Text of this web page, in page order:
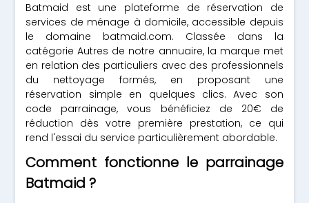
Batmaid est une plateforme de réservation de
services de ménage à domicile, accessible depuis
le domaine batmaid.com. Classée dans la
catégorie Autres de notre annuaire, la marque met
en relation des particuliers avec des professionnels
du nettoyage formés, en proposant une
réservation simple en quelques clics. Avec son
code parrainage, vous bénéficiez de 20€ de
réduction dès votre première prestation, ce qui
rend l'essai du service particulièrement abordable.
Comment fonctionne le parrainage
Batmaid ?